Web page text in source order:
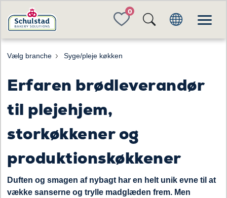
FAVORITES
Vælg branche Syge/pleje køkken
Erfaren brødleverandør
til plejehjem,
storkøkkener og
produktionskøkkener
Duften og smagen af nybagt har en helt unik evne til at
vække sanserne og trylle madglæden frem. Men